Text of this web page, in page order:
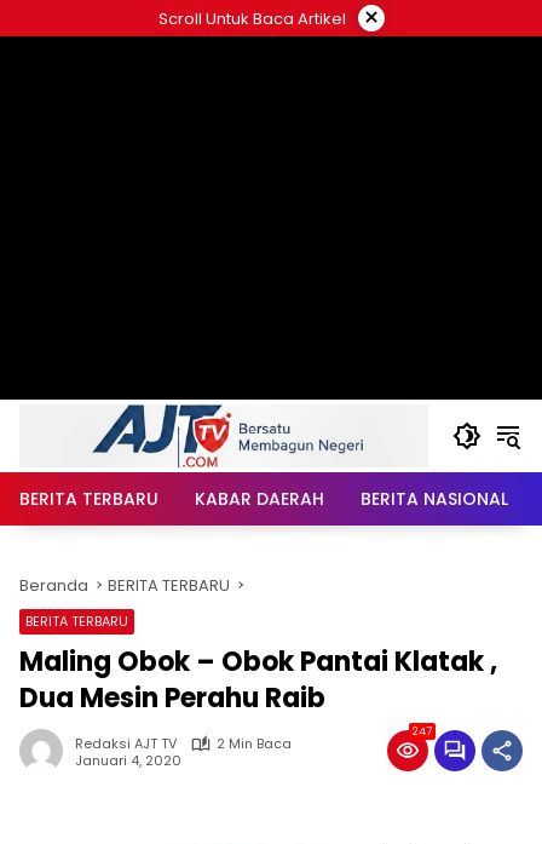
ke
Scroll Untuk Baca Artikel ×
BERITA TERBARU KABAR DAERAH BERITA NASIONAL
Beranda BERITA TERBARU
BERITA TERBARU
Maling Obok – Obok Pantai Klatak ,
Dua Mesin Perahu Raib
Redaksi AJT TV
2 Min Baca
Januari 4, 2020
247